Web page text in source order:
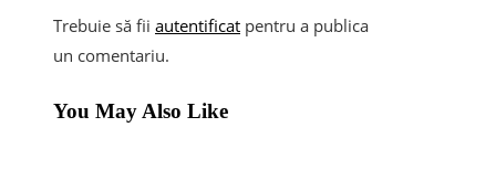
Trebuie să fii autentificat pentru a publica
un comentariu.
You May Also Like